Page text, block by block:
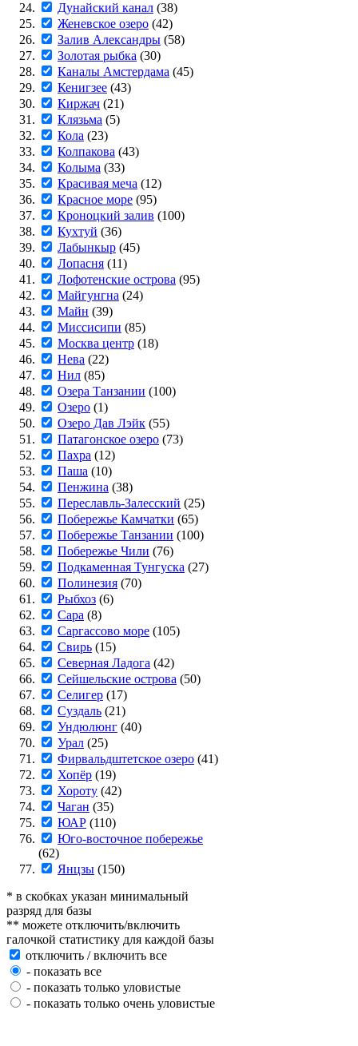
Дунайский канал (38)
Женевское озеро (42)
Залив Александры (58)
Золотая рыбка (30)
Каналы Амстердама (45)
Кенигзее (43)
Киржач (21)
Клязьма (5)
Кола (23)
Колпакова (43)
Колыма (33)
Красивая меча (12)
Красное море (95)
Кроноцкий залив (100)
Кухтуй (36)
Лабынкыр (45)
Лопасня (11)
Лофотенские острова (95)
Майгунгна (24)
Майн (39)
Миссисипи (85)
Москва центр (18)
Нева (22)
Нил (85)
Озера Танзании (100)
Озеро (1)
Озеро Дав Лэйк (55)
Патагонское озеро (73)
Пахра (12)
Паша (10)
Пенжина (38)
Переславль-Залесский (25)
Побережье Камчатки (65)
Побережье Танзании (100)
Побережье Чили (76)
Подкаменная Тунгуска (27)
Полинезия (70)
Рыбхоз (6)
Сара (8)
Саргассово море (105)
Свирь (15)
Северная Ладога (42)
Сейшельские острова (50)
Селигер (17)
Суздаль (21)
Ундюлюнг (40)
Урал (25)
Фирвальдштетское озеро (41)
Хопёр (19)
Хороту (42)
Чаган (35)
ЮАР (110)
Юго-восточное побережье
(62)
Янцзы (150)
* в скобках указан минимальный
разряд для базы
** можете отключить/включить
галочкой статистику для каждой базы
отключить / включить все
- показать все
- показать только уловистые
- показать только очень уловистые